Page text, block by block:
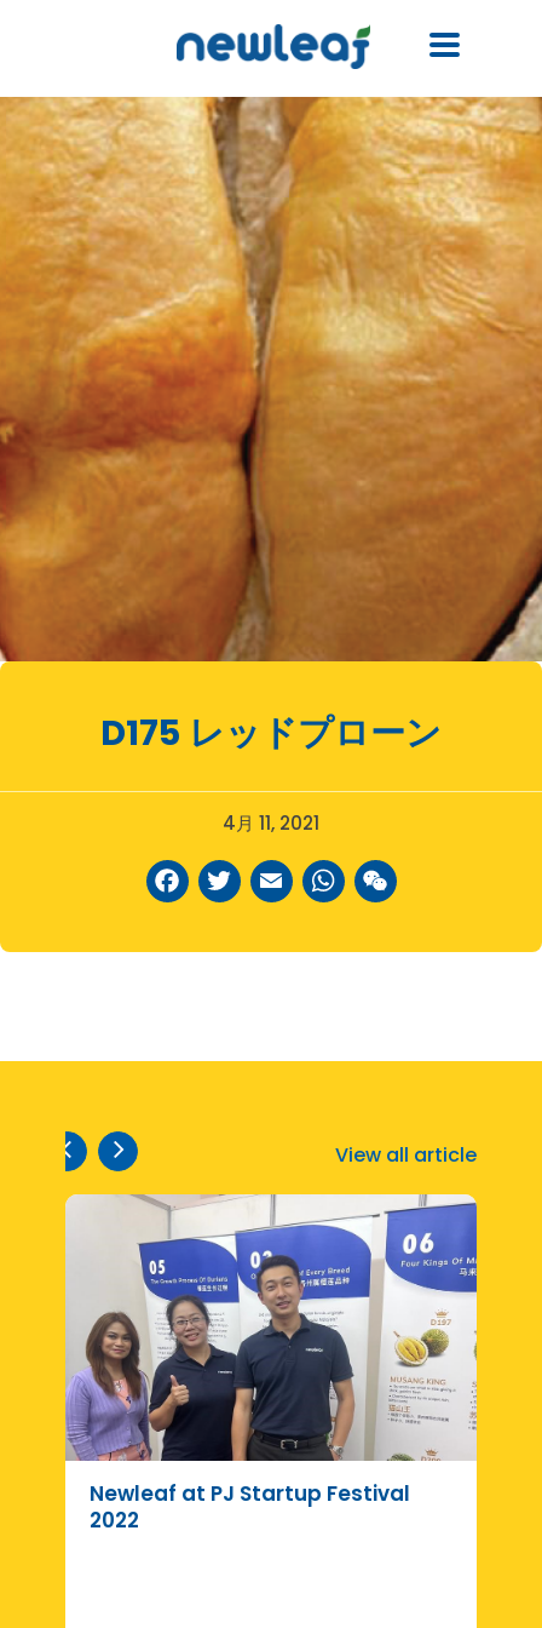
D175 レッドプローン
4月 11, 2021
Facebook
Twitter
Email
Facebook
Twitter
Email
WhatsApp
WeChat
View all article
Newleaf at PJ Startup Festival
2022